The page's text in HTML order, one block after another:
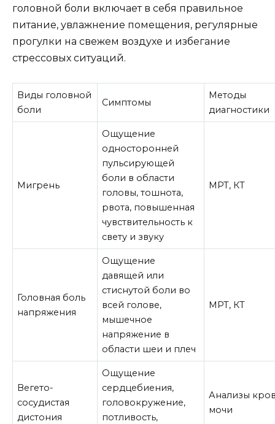
головной боли включает в себя правильное
питание, увлажнение помещения, регулярные
прогулки на свежем воздухе и избегание
стрессовых ситуаций.
Виды головной
боли
Симптомы
Методы
диагностики
Мигрень
Ощущение
односторонней
пульсирующей
боли в области
головы, тошнота,
рвота, повышенная
чувствительность к
свету и звуку
МРТ, КТ
Головная боль
напряжения
Ощущение
давящей или
стиснутой боли во
всей голове,
мышечное
напряжение в
области шеи и плеч
МРТ, КТ
Вегето-
сосудистая
дистония
Ощущение
сердцебиения,
головокружение,
потливость,
Анализы
мочи